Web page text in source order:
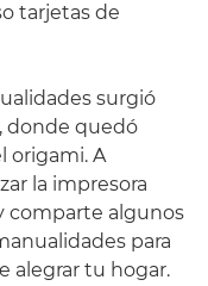
tarjetas de
surgió
donde quedó
origami. A
la impresora
comparte algunos
para
alegrar tu hogar.